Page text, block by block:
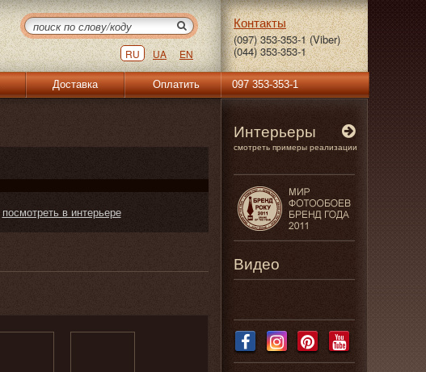
RU UA EN
Контакты
(097) 353-353-1 (Viber)
(044) 353-353-1
Доставка Оплатить 097 353-353-1
посмотреть в интерьере
Интерьеры
смотреть примеры реализации
Видео